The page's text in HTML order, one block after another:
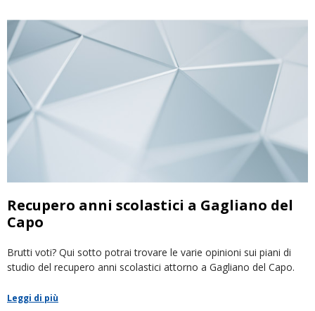
Recupero anni scolastici a Gagliano del
Capo
Brutti voti? Qui sotto potrai trovare le varie opinioni sui piani di
studio del recupero anni scolastici attorno a Gagliano del Capo.
Leggi di più